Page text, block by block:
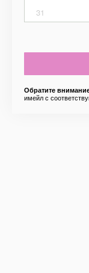
31
Обратите
имейл с